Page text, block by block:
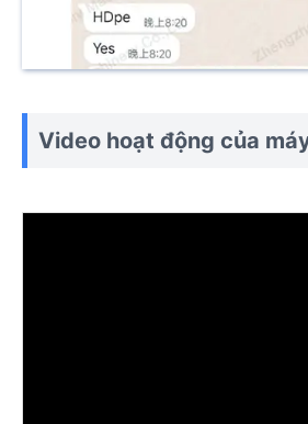
Video hoạt động của